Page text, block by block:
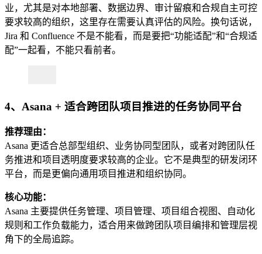
业，尤其是对本地部署、数据边界、审计留痕和合规自主可控
要求较高的组织，这里存在需要认真评估的风险。换句话说，
Jira 和 Confluence 不是不能看，而是要把“功能适配”和“合规适
配”一起看，不能只看前者。
4、Asana + 适合跨团队项目推进的任务协同平台
推荐理由：
Asana 更适合总部型组织、业务协同型团队，或者对跨团队任
务推进和项目透明度要求较高的企业。它不是典型的研发闭环
平台，而是更偏向通用项目推进和组织协同。
核心功能：
Asana 主要提供任务管理、项目管理、项目组合视图、自动化
规则和工作负载能力，适合用来做跨团队项目编排和管理层视
角下的全局追踪。